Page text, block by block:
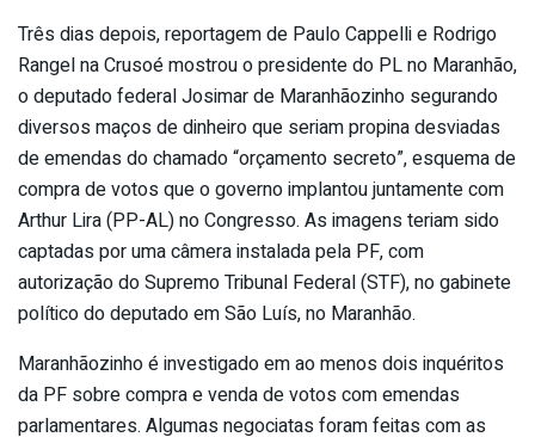
Três dias depois, reportagem de Paulo Cappelli e Rodrigo
Rangel na Crusoé mostrou o presidente do PL no Maranhão,
o deputado federal Josimar de Maranhãozinho segurando
diversos maços de dinheiro que seriam propina desviadas
de emendas do chamado “orçamento secreto”, esquema de
compra de votos que o governo implantou juntamente com
Arthur Lira (PP-AL) no Congresso. As imagens teriam sido
captadas por uma câmera instalada pela PF, com
autorização do Supremo Tribunal Federal (STF), no gabinete
político do deputado em São Luís, no Maranhão.
Maranhãozinho é investigado em ao menos dois inquéritos
da PF sobre compra e venda de votos com emendas
parlamentares. Algumas negociatas foram feitas com as